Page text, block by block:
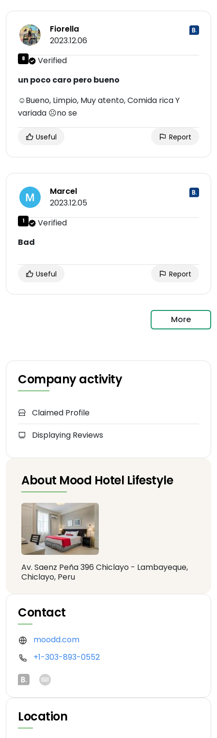
Fiorella
2023.12.06
8
Verified
un poco caro pero bueno
☺Bueno, Limpio, Muy atento, Comida rica Y
variada ☹no se
Useful Report
Marcel
2023.12.05
1
Verified
Bad
Useful Report
More
Company activity
Claimed Profile
Displaying Reviews
About Mood Hotel Lifestyle
Av. Saenz Peña 396 Chiclayo - Lambayeque,
Chiclayo, Peru
Contact
moodd.com
+1-303-893-0552
Location